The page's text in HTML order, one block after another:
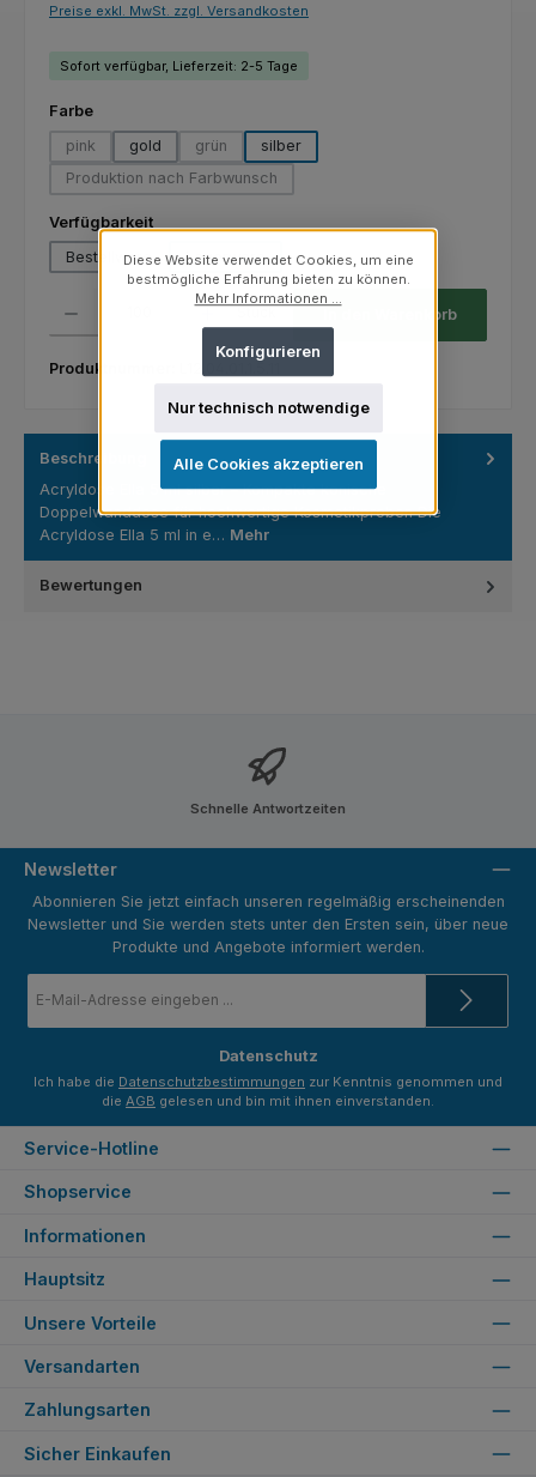
Preise exkl. MwSt. zzgl. Versandkosten
Sofort verfügbar, Lieferzeit: 2-5 Tage
Farbeauswählen
pink
(Diese Option ist zurzeit nicht verfügbar.)
gold grün
(Diese Option ist zurzeit nicht verfügbar.)
silber
Produktion nach Farbwunsch
(Diese Option ist zurzeit nicht verfügbar.)
Verfügbarkeitauswählen
Bestellware
Lagerware
Produkt Anzahl: Gib den gewünschten Wert ein oder benutze die
Stück In den Warenkorb
Produktnummer:
Beschreibung
Acryldose Ella 5 ml silber – Kompakte konische
Doppelwanddose für hochwertige Kosmetikproben Die
Acryldose Ella 5 ml in e… Mehr
Bewertungen
Schnelle Antwortzeiten
Newsletter
Abonnieren Sie jetzt einfach unseren regelmäßig erscheinenden
Newsletter und Sie werden stets unter den Ersten sein, über neue
Produkte und Angebote informiert werden.
Mail-
Datenschutz
Ich habe die Datenschutzbestimmungen zur Kenntnis genommen und
die AGB gelesen und bin mit ihnen einverstanden.
Service-Hotline
Shopservice
Informationen
Unsere Vorteile
Versandarten
Zahlungsarten
Hauptsitz
Sicher Einkaufen
Diese Website verwendet Cookies, um eine
bestmögliche Erfahrung bieten zu können.
Mehr Informationen ...
Nur technisch notwendige
Konfigurieren
Alle Cookies akzeptieren